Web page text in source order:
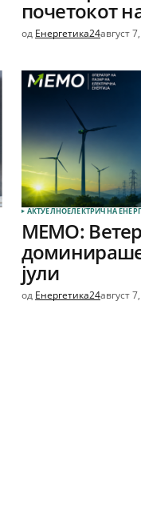
почетокот
од Енергетика24август
АКТУЕЛНОЕЛЕКТРИЧНА
МЕМО:
јули
од Енергетика24август